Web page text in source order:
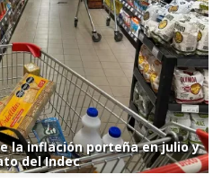
la inflación porteña en julio y
del Indec